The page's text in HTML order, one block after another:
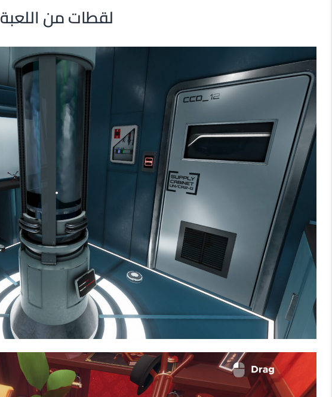
لقطات من اللعبة